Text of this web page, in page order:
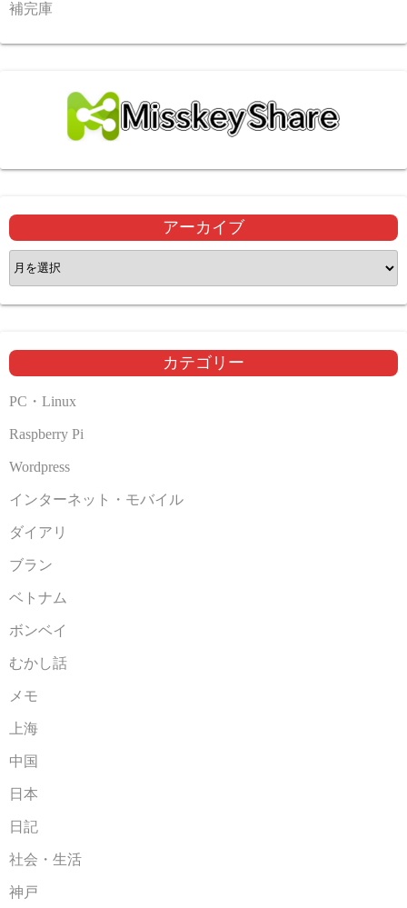
補完庫
アーカイブ
ア
ー
カ
ブ
カテゴリー
PC・Linux
Raspberry Pi
Wordpress
インターネット・モバイル
ダイアリ
ブラン
ベトナム
ボンベイ
むかし話
メモ
上海
中国
日本
日記
社会・生活
神戸